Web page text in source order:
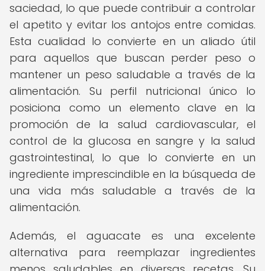
saciedad, lo que puede contribuir a controlar
el apetito y evitar los antojos entre comidas.
Esta cualidad lo convierte en un aliado útil
para aquellos que buscan perder peso o
mantener un peso saludable a través de la
alimentación. Su perfil nutricional único lo
posiciona como un elemento clave en la
promoción de la salud cardiovascular, el
control de la glucosa en sangre y la salud
gastrointestinal, lo que lo convierte en un
ingrediente imprescindible en la búsqueda de
una vida más saludable a través de la
alimentación.
Además, el aguacate es una excelente
alternativa para reemplazar ingredientes